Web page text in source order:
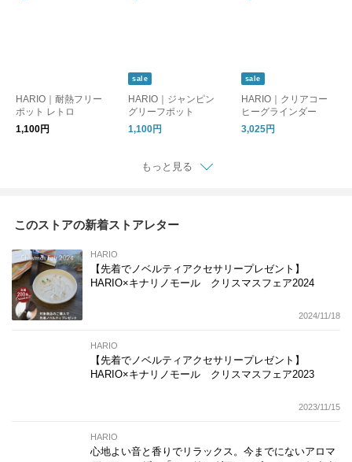
HARIO｜耐熱フリー
ポット レトロ
1,100円
sale
HARIO｜ジャンピン
グリーフポット
1,100円
sale
HARIO｜クリアコー
ヒーグラインダー
3,025円
もっと見る
このストアの新着ストアレター
HARIO
【先着でノベルティアクセサリープレゼント】
HARIO×キナリノモール クリスマスフェア2024
2024/11/18
HARIO
【先着でノベルティアクセサリープレゼント】
HARIO×キナリノモール クリスマスフェア2023
2023/11/15
HARIO
心地よい音と香りでリラックス。今までにないアロマ